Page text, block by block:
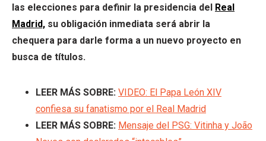
las elecciones para definir la presidencia del Real
Madrid, su obligación inmediata será abrir la
chequera para darle forma a un nuevo proyecto en
busca de títulos.
LEER MÁS SOBRE: VIDEO: El Papa León XIV
confiesa su fanatismo por el Real Madrid
LEER MÁS SOBRE: Mensaje del PSG: Vitinha y João